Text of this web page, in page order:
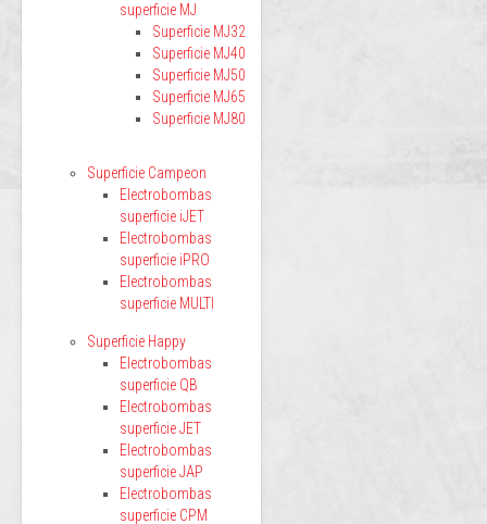
superficie MJ
Superficie MJ32
Superficie MJ40
Superficie MJ50
Superficie MJ65
Superficie MJ80
Superficie Campeon
Electrobombas
superficie iJET
Electrobombas
superficie iPRO
Electrobombas
superficie MULTI
Superficie Happy
Electrobombas
superficie QB
Electrobombas
superficie JET
Electrobombas
superficie JAP
Electrobombas
superficie CPM